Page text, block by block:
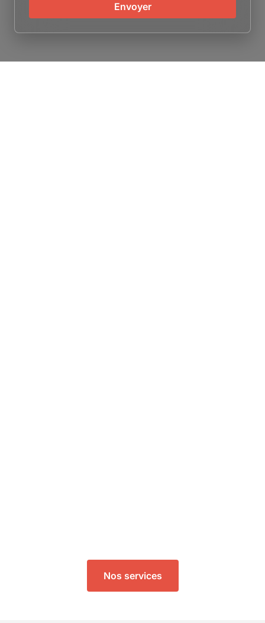
Envoyer
Nos services